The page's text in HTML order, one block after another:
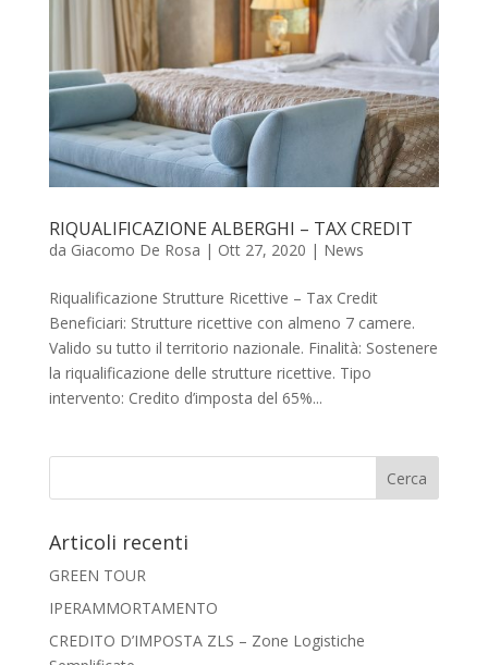
RIQUALIFICAZIONE ALBERGHI – TAX CREDIT
da Giacomo De Rosa | Ott 27, 2020 | News
Riqualificazione Strutture Ricettive – Tax Credit
Beneficiari: Strutture ricettive con almeno 7 camere.
Valido su tutto il territorio nazionale. Finalità: Sostenere
la riqualificazione delle strutture ricettive. Tipo
intervento: Credito d’imposta del 65%...
Articoli recenti
GREEN TOUR
IPERAMMORTAMENTO
CREDITO D’IMPOSTA ZLS – Zone Logistiche